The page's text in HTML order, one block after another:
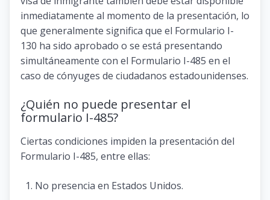
inmediatamente al momento de la presentación, lo
que generalmente significa que el Formulario I-
130 ha sido aprobado o se está presentando
simultáneamente con el Formulario I-485 en el
caso de cónyuges de ciudadanos estadounidenses.
¿Quién no puede presentar el
formulario I-485?
Ciertas condiciones impiden la presentación del
Formulario I-485, entre ellas:
No presencia en Estados Unidos.